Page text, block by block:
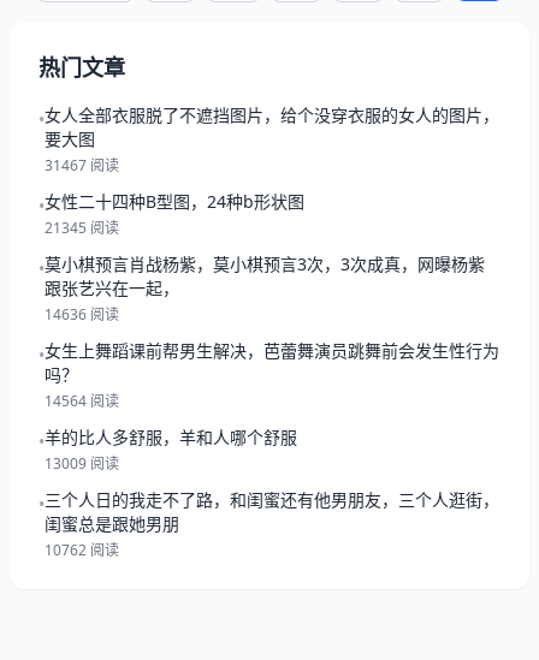
热门文章
•女人全部衣服脱了不遮挡图片，给个没穿衣服的女人的图片，
要大图
31467 阅读
•女性二十四种B型图，24种b形状图
21345 阅读
•莫小棋预言肖战杨紫，莫小棋预言3次，3次成真，网曝杨紫
跟张艺兴在一起，
14636 阅读
•女生上舞蹈课前帮男生解决，芭蕾舞演员跳舞前会发生性行为
吗？
14564 阅读
•羊的比人多舒服，羊和人哪个舒服
13009 阅读
•三个人日的我走不了路，和闺蜜还有他男朋友，三个人逛街，
闺蜜总是跟她男朋
10762 阅读